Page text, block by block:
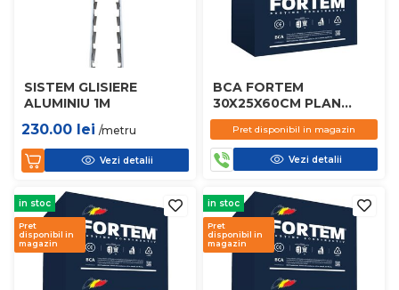
SISTEM GLISIERE
ALUMINIU 1M
230.00 lei /metru
Vezi detalii
BCA FORTEM
30X25X60CM PLAN
D450
Pret disponibil in magazin
Vezi detalii
in stoc
Pret
disponibil in
magazin
in stoc
Pret
disponibil in
magazin